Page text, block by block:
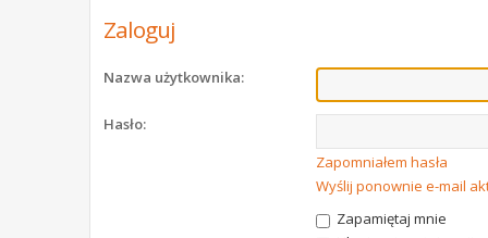
Zaloguj
Nazwa użytkownika:
Hasło:
Zapomniałem hasła
Wyślij ponownie e-mail
Zapamiętaj mnie